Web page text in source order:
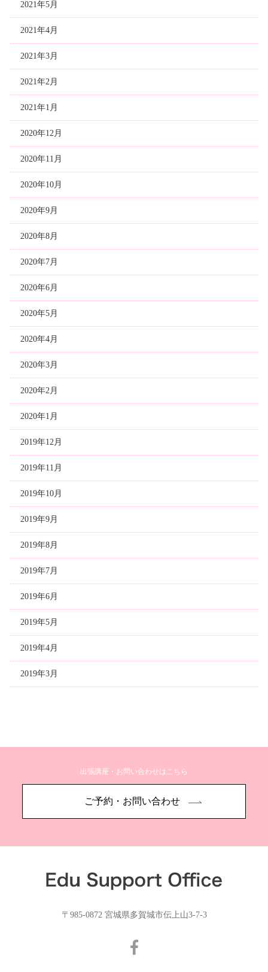
2021年5月
2021年4月
2021年3月
2021年2月
2021年1月
2020年12月
2020年11月
2020年10月
2020年9月
2020年8月
2020年7月
2020年6月
2020年5月
2020年4月
2020年3月
2020年2月
2020年1月
2019年12月
2019年11月
2019年10月
2019年9月
2019年8月
2019年7月
2019年6月
2019年5月
2019年4月
2019年3月
出張講座・お問い合わせはこちら
ご予約・お問い合わせ
〒985-0872 宮城県多賀城市伝上山3-7-3